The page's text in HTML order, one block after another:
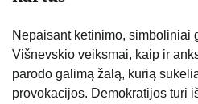
Nepaisant ketinimo, simboliniai
Višnevskio veiksmai, kaip ir
parodo galimą žalą, kurią
provokacijos. Demokratijos turi